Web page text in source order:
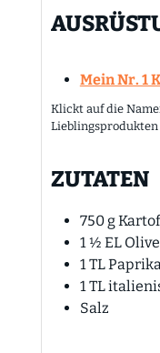
Mein Nr. 1
Klickt auf die Namen, um zu meinen
ZUTATEN
750g
1 ½ EL
1TL
1TL
Salz